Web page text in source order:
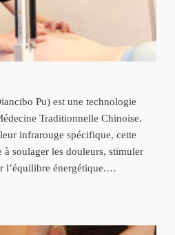
Pu) est une technologie
Traditionnelle Chinoise.
infrarouge spécifique, cette
à soulager les douleurs, stimuler
l’équilibre énergétique.…